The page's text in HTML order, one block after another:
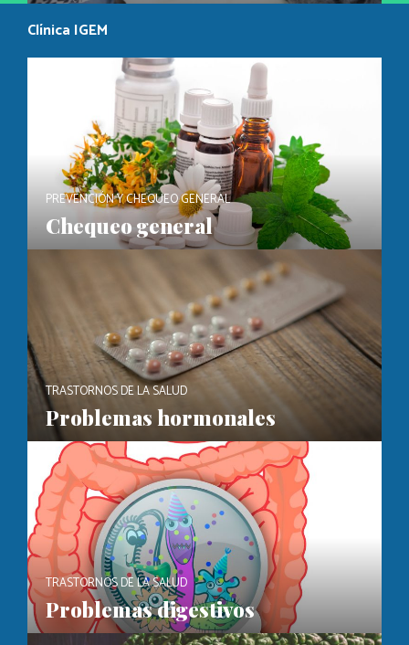
Clínica IGEM
PREVENCIÓN Y CHEQUEO GENERAL
Chequeo general
TRASTORNOS DE LA SALUD
Problemas hormonales
TRASTORNOS DE LA SALUD
Problemas digestivos